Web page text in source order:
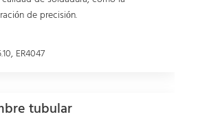
de precisión.
ER4047
tubular